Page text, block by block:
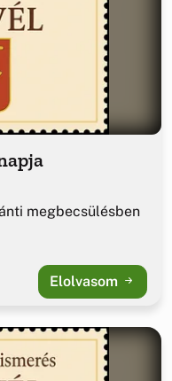
megbecsülésben
Elolvasom